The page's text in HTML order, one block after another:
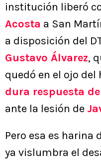
institución liberó
Acosta a San
a disposición del
Gustavo Álvarez,
quedó en el ojo
dura respuesta
ante la lesión de
Pero esa es harina
ya vislumbra el